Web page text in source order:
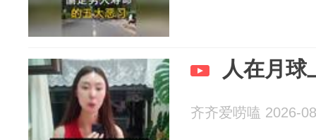
人在月球
齐齐爱唠嗑 2026-